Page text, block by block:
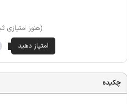
(هنوز
چکیده